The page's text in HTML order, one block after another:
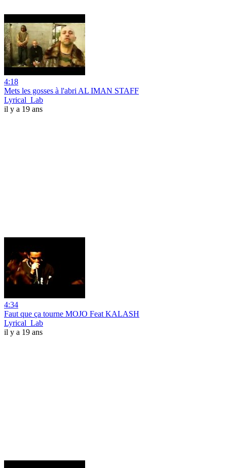
4:18
Mets les gosses à l'abri AL IMAN STAFF
Lyrical_Lab
il y a 19 ans
4:34
Faut que ça tourne MOJO Feat KALASH
Lyrical_Lab
il y a 19 ans